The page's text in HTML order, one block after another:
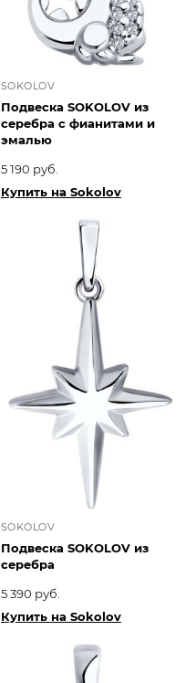
SOKOLOV
Подвеска SOKOLOV из
серебра с фианитами и
эмалью
5 190 руб.
Купить на Sokolov
SOKOLOV
Подвеска SOKOLOV из
серебра
5 390 руб.
Купить на Sokolov